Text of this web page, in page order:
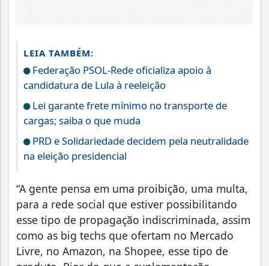
LEIA TAMBÉM:
Federação PSOL-Rede oficializa apoio à
candidatura de Lula à reeleição
Lei garante frete mínimo no transporte de
cargas; saiba o que muda
PRD e Solidariedade decidem pela neutralidade
na eleição presidencial
“A gente pensa em uma proibição, uma multa,
para a rede social que estiver possibilitando
esse tipo de propagação indiscriminada, assim
como as big techs que ofertam no Mercado
Livre, no Amazon, na Shopee, esse tipo de